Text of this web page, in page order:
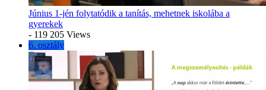
Június 1-jén folytatódik a tanítás, mehetnek iskolába a
gyerekek
- 119 205 Views
6. osztály